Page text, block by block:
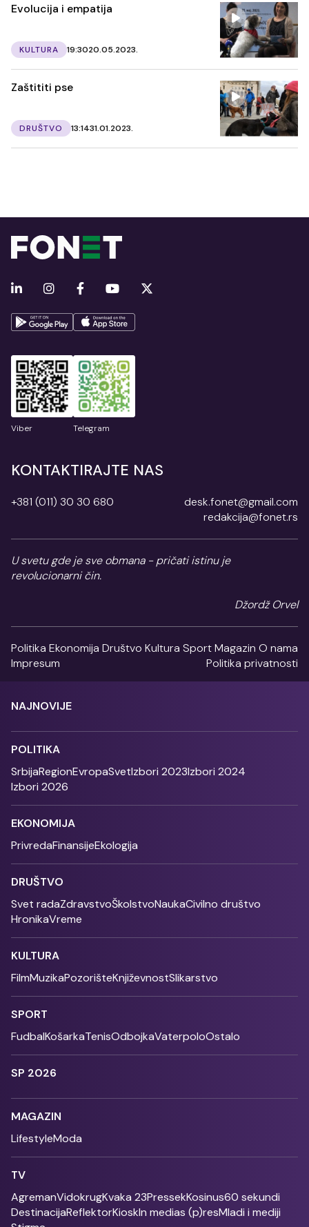
Evolucija i empatija
KULTURA 19:3020.05.2023.
Zaštititi pse
DRUŠTVO 13:1431.01.2023.
Viber Telegram
KONTAKTIRAJTE NAS
+381 (011) 30 30 680
desk.fonet@gmail.com
redakcija@fonet.rs
U svetu gde je sve obmana - pričati istinu je
revolucionarni čin.
Džordž Orvel
Politika Ekonomija Društvo Kultura SportMagazin O nama
Impresum
Politika privatnosti
NAJNOVIJE
POLITIKA
SrbijaRegionEvropaSvetIzbori 2023Izbori 2024
Izbori 2026
EKONOMIJA
PrivredaFinansijeEkologija
DRUŠTVO
Svet radaZdravstvoŠkolstvoNaukaCivilno društvo
HronikaVreme
KULTURA
FilmMuzikaPozorišteKnjiževnostSlikarstvo
SPORT
FudbalKošarkaTenisOdbojkaVaterpoloOstalo
SP 2026
MAGAZIN
LifestyleModa
TV
AgremanVidokrugKvaka 23PressekKosinus60 sekundi
DestinacijaReflektorKioskIn medias (p)resMladi i mediji